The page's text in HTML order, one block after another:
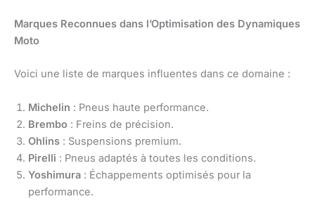
Marques Reconnues dans l’Optimisation des Dynamiques
Moto
Voici une liste de marques influentes dans ce domaine :
Michelin : Pneus haute performance.
Brembo : Freins de précision.
Ohlins : Suspensions premium.
Pirelli : Pneus adaptés à toutes les conditions.
Yoshimura : Échappements optimisés pour la
performance.